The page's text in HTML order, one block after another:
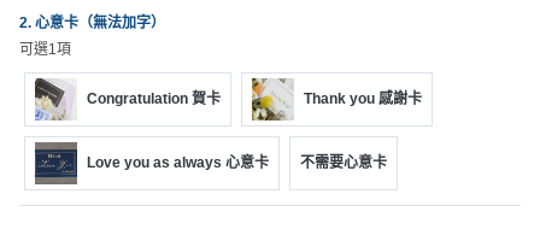
佈
置
用
品
即
食
禮
親
子
活
動
單
2. 心意卡（無法加字）
可選1項
Congratulation 賀卡 Thank you 感謝卡
Love you as always 心意卡 不需要心意卡